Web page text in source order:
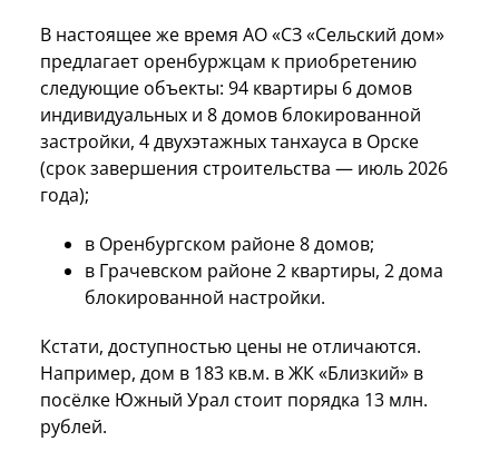
В настоящее же время AO «СЗ «Сельский дом»
предлагает оренбуржцам к приобретению
следующие объекты: 94 квартиры 6 домов
индивидуальных и 8 домов блокированной
застройки, 4 двухэтажных танхауса в Орске
(срок завершения строительства — июль 2026
года);
в Оренбургском районе 8 домов;
в Грачевском районе 2 квартиры, 2 дома
блокированной настройки.
Кстати, доступностью цены не отличаются.
Например, дом в 183 кв.м. в ЖК «Близкий» в
посёлке Южный Урал стоит порядка 13 млн.
рублей.